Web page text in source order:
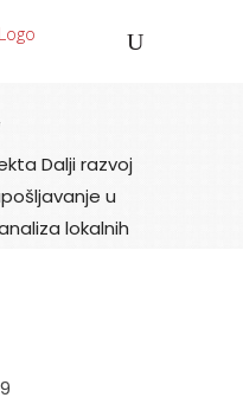
Dalji razvoj
u
lokalnih